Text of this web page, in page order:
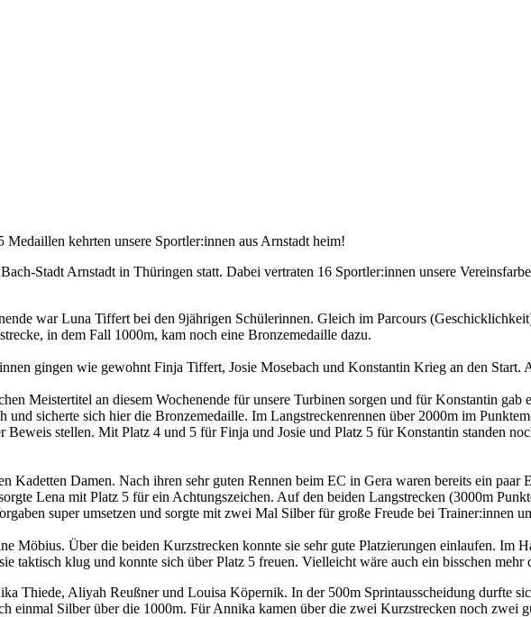
kehrten unsere Sportler:innen aus Arnstadt heim!
Stadt Arnstadt in Thüringen statt. Dabei vertraten 16 Sportler:innen unsere
war Luna Tiffert bei den 9jährigen Schülerinnen. Gleich im Parcours
in dem Fall 1000m, kam noch eine Bronzemedaille dazu.
gingen wie gewohnt Finja Tiffert, Josie Mosebach und Konstantin Krieg an den Start.
Meistertitel an diesem Wochenende für unsere Turbinen sorgen und für Konstantin gab
und sicherte sich hier die Bronzemedaille. Im Langstreckenrennen über 2000m im
Beweis stellen. Mit Platz 4 und 5 für Finja und Josie und Platz 5 für Konstantin standen
Kadetten Damen. Nach ihren sehr guten Rennen beim EC in Gera waren bereits ein paar
Lena mit Platz 5 für ein Achtungszeichen. Auf den beiden Langstrecken (3000m
super umsetzen und sorgte mit zwei Mal Silber für große Freude bei Trainer:innen
Möbius. Über die beiden Kurzstrecken konnte sie sehr gute Platzierungen einlaufen. Im
taktisch klug und konnte sich über Platz 5 freuen. Vielleicht wäre auch ein bisschen mehr
Thiede, Aliyah Reußner und Louisa Köpernik. In der 500m Sprintausscheidung durfte
einmal Silber über die 1000m. Für Annika kamen über die zwei Kurzstrecken noch zwei